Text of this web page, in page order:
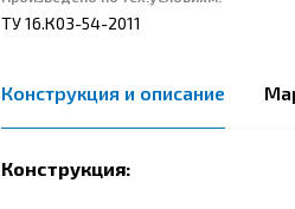
ТУ 16.К03-54-2011
Конструкция и описание
Конструкция: